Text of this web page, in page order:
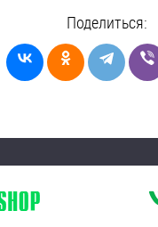
Поделиться: